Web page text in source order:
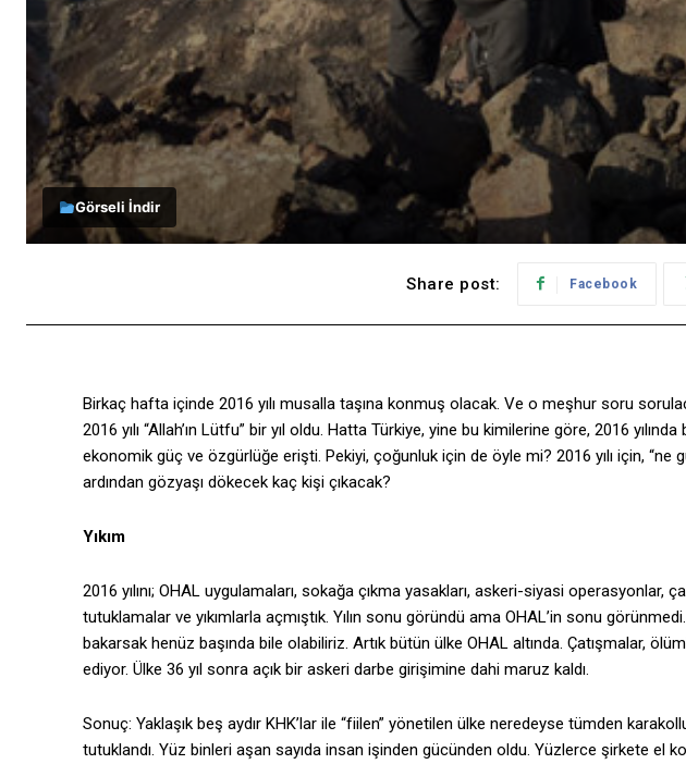
Görseli İndir
Share post: Facebook
Birkaç hafta içinde 2016 yılı musalla taşına konmuş olacak. Ve o meşhur soru
2016 yılı “Allah’ın Lütfu” bir yıl oldu. Hatta Türkiye, yine bu kimilerine göre, 2016
ekonomik güç ve özgürlüğe erişti. Pekiyi, çoğunluk için de öyle mi? 2016 yılı için, “ne
ardından gözyaşı dökecek kaç kişi çıkacak?
Yıkım
2016 yılını; OHAL uygulamaları, sokağa çıkma yasakları, askeri-siyasi operasyonlar,
tutuklamalar ve yıkımlarla açmıştık. Yılın sonu göründü ama OHAL’in sonu
bakarsak henüz başında bile olabiliriz. Artık bütün ülke OHAL altında. Çatışmalar,
ediyor. Ülke 36 yıl sonra açık bir askeri darbe girişimine dahi maruz kaldı.
Sonuç: Yaklaşık beş aydır KHK’lar ile “fiilen” yönetilen ülke neredeyse tümden
tutuklandı. Yüz binleri aşan sayıda insan işinden gücünden oldu. Yüzlerce şirkete el